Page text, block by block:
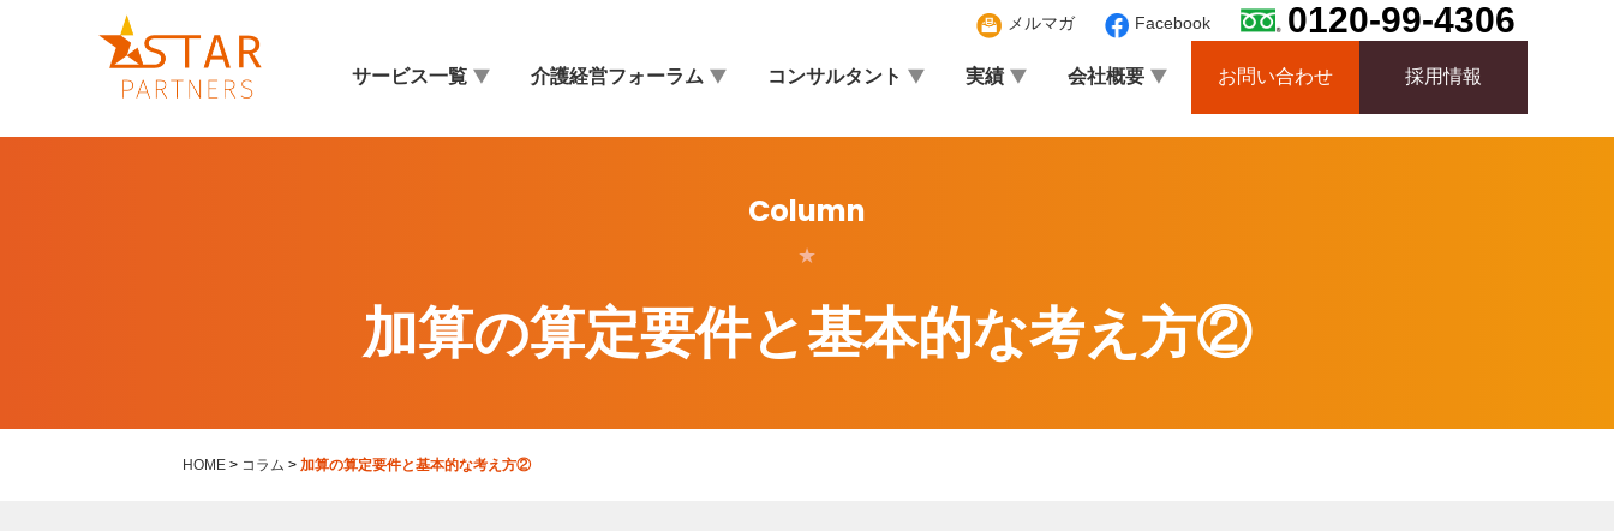
メルマガ Facebook 0120-99-4306
サービス一覧 介護経営フォーラム コンサルタント 実績 会社概要 お問い合わせ 採用情報
Column
★
加算の算定要件と基本的な考え方②
HOME > コラム > 加算の算定要件と基本的な考え方②